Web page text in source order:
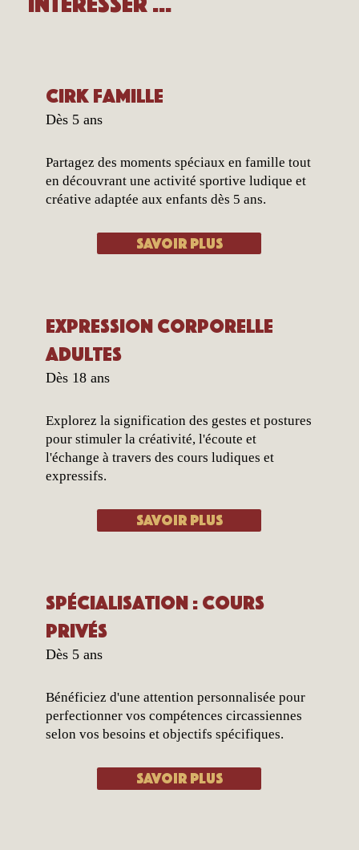
Cirk famille
Dès 5 ans
Partagez des moments spéciaux en famille tout
en découvrant une activité sportive ludique et
créative adaptée aux enfants dès 5 ans.
Savoir plus
Expression corporelle
adultes
Dès 18 ans
Explorez la signification des gestes et postures
pour stimuler la créativité, l'écoute et
l'échange à travers des cours ludiques et
expressifs.
Savoir plus
Spécialisation : Cours
privés
Dès 5 ans
Bénéficiez d'une attention personnalisée pour
perfectionner vos compétences circassiennes
selon vos besoins et objectifs spécifiques.
Savoir plus